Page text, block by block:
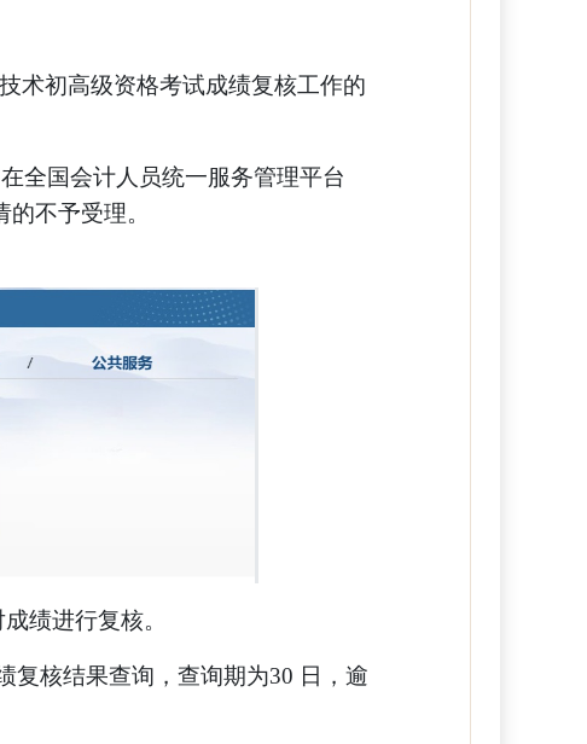
术初高级资格考试成绩复核工作的
全国会计人员统一服务管理平台
不予受理。
绩进行复核。
核结果查询，查询期为30 日，逾